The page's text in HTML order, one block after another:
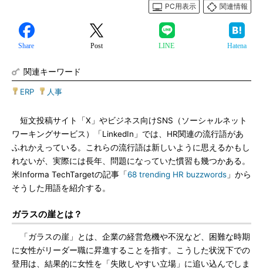
PC用表示
関連情報
Share Post LINE Hatena
関連キーワード
ERP 人事
短文投稿サイト「X」やビジネス向けSNS（ソーシャルネット
ワーキングサービス）「LinkedIn」では、HR関連の流行語があ
ふれかえっている。これらの流行語は新しいように思えるかもし
れないが、実際には長年、問題になっていた慣習も幾つかある。
米Informa TechTargetの記事「68 trending HR buzzwords 」から
そうした用語を紹介する。
ガラスの崖とは？
「ガラスの崖」とは、企業の経営危機や不況など、困難な時期
に女性がリーダー職に昇進することを指す。こうした状況下での
登用は、結果的に女性を「失敗しやすい立場」に追い込んでしま